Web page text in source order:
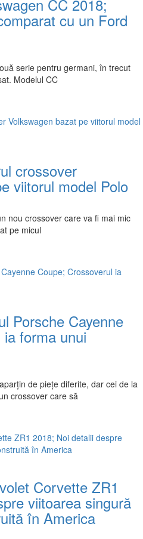
CC 2018;
cu un Ford
serie pentru germani, în trecut
Modelul CC
crossover
viitorul model Polo
nou crossover care va fi mai mic
pe micul
Porsche Cayenne
forma unui
de pieţe diferite, dar cei de la
crossover care să
Corvette ZR1
viitoarea singură
în America